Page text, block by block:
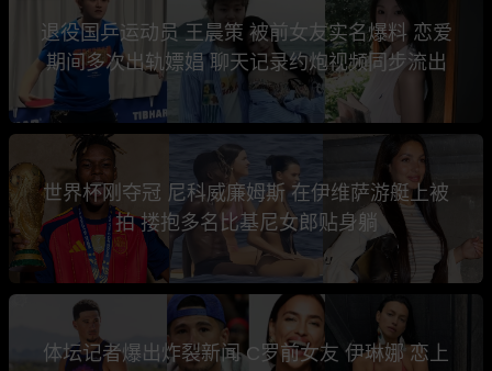
退役国乒运动员 王晨策 被前女友实名爆料 恋爱
期间多次出轨嫖娼 聊天记录约炮视频同步流出
世界杯刚夺冠 尼科威廉姆斯 在伊维萨游艇上被
拍 搂抱多名比基尼女郎贴身躺
体坛记者爆出炸裂新闻 C罗前女友 伊琳娜 恋上